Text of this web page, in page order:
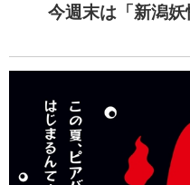
今週末は「新潟妖